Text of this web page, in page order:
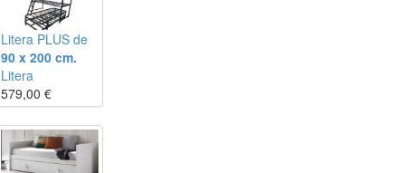
Litera PLUS de
90 x 200 cm.
Litera
579,00 €